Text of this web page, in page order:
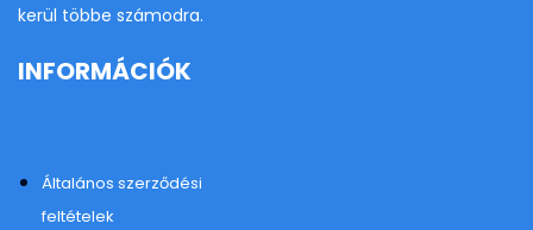
kerül többe számodra.
INFORMÁCIÓK
Általános szerződési
feltételek